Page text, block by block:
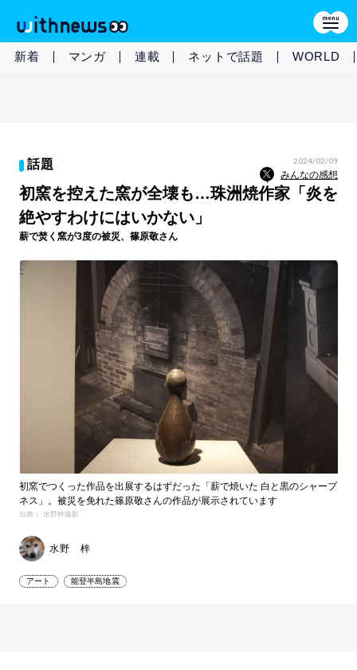
新着 マンガ 連載 ネットで話題 WORLD
話題 2024/02/09
みんなの感想
初窯を控えた窯が全壊も…珠洲焼作家「炎を
絶やすわけにはいかない」
薪で焚く窯が3度の被災、篠原敬さん
初窯でつくった作品を出展するはずだった「薪で焼いた 白と黒のシャープ
ネス」。被災を免れた篠原敬さんの作品が展示されています
出典： 水野梓撮影
水野 梓
アート 能登半島地震